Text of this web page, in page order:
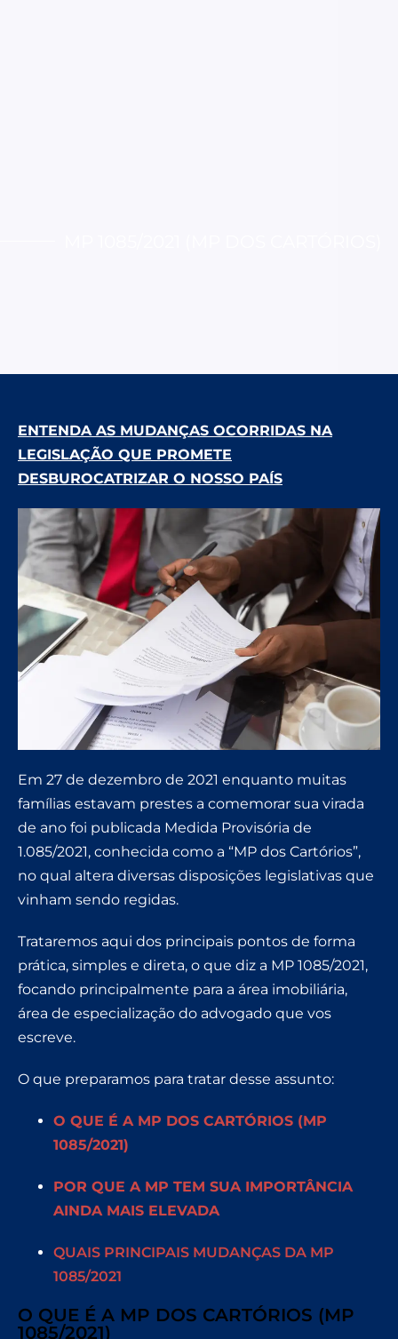
ENTENDA AS MUDANÇAS OCORRIDAS NA
LEGISLAÇÃO QUE PROMETE
DESBUROCATRIZAR O NOSSO PAÍS
Em 27 de dezembro de 2021 enquanto muitas
famílias estavam prestes a comemorar sua virada
de ano foi publicada Medida Provisória de
1.085/2021, conhecida como a “MP dos Cartórios”,
no qual altera diversas disposições legislativas que
vinham sendo regidas.
Trataremos aqui dos principais pontos de forma
prática, simples e direta, o que diz a MP 1085/2021,
focando principalmente para a área imobiliária,
área de especialização do advogado que vos
escreve.
O que preparamos para tratar desse assunto:
O QUE É A MP DOS CARTÓRIOS (MP
1085/2021)
POR QUE A MP TEM SUA IMPORTÂNCIA
AINDA MAIS ELEVADA
QUAIS PRINCIPAIS MUDANÇAS DA MP
1085/2021
O QUE É A MP DOS CARTÓRIOS (MP
1085/2021)